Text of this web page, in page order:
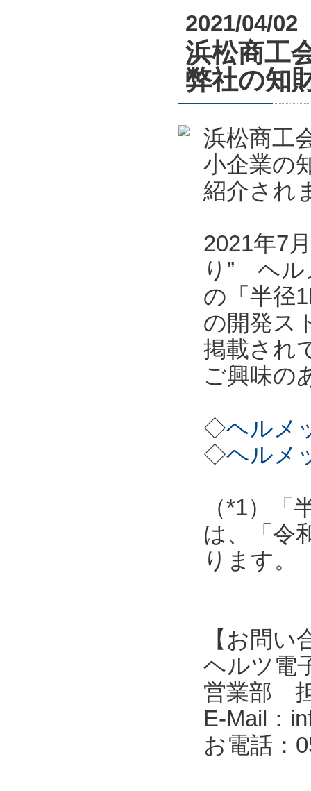
2021/04/02
浜松商工
弊社の知
浜松商工
小企業の
紹介され
2021年7
り” ヘル
の「半径
の開発ス
掲載され
ご興味の
◇ヘルメ
◇ヘルメ
（*1）
は、「令
ります。
【お問い
ヘルツ電
営業部
E-Mail：
お電話：